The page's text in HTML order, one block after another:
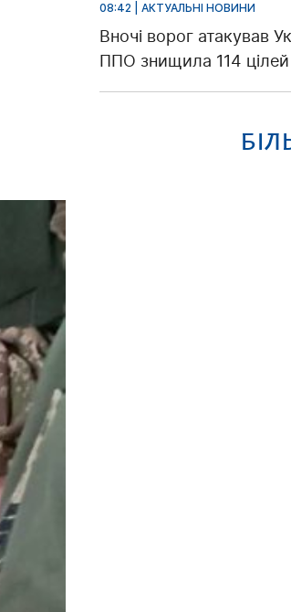
08:42 | АКТУАЛЬНІ НОВИНИ
Вночі ворог атакував
ППО знищила 114 цілей